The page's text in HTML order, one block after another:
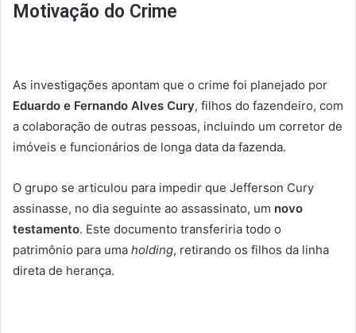
Motivação do Crime
As investigações apontam que o crime foi planejado por
Eduardo e Fernando Alves Cury, filhos do fazendeiro, com
a colaboração de outras pessoas, incluindo um corretor de
imóveis e funcionários de longa data da fazenda.
O grupo se articulou para impedir que Jefferson Cury
assinasse, no dia seguinte ao assassinato, um novo
testamento. Este documento transferiria todo o
patrimônio para uma holding, retirando os filhos da linha
direta de herança.